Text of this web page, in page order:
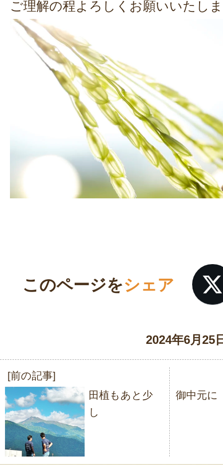
ご理解の程よろしくお願いいたし
このページをシェア
2024年6月25
投
稿
ナ
ビ
ゲ
[前の記事]
田植もあと少
し
御中元に